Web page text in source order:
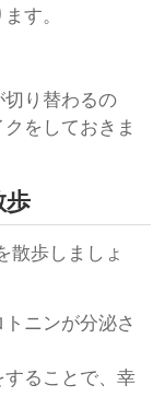
す。
切り替わるの
をしておきま
歩
散歩しましょ
ニンが分泌さ
ることで、幸